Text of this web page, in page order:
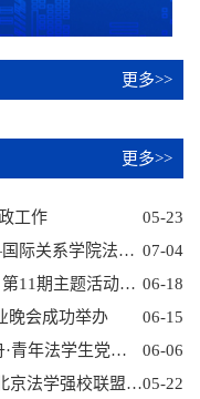
更多>>
更多>>
05-23
工作
07-04
循法守心担使命 联学聚力育英才——国际关系学院法学院与北京市人民检察院重大犯罪检察部开展建党105周年检校共建主题党日活动
06-18
活动回顾 | “初心·使命”辅导员工作室 第11期主题活动圆满完成
06-15
晚会成功举办
06-06
法学院学生党员参加第三届汇祥“鸿舟·青年法学生党员论坛”
05-22
共绘法治新篇 | 法学院学生代表参加北京法学强校联盟“互联互通·共生共进”学生工作论坛